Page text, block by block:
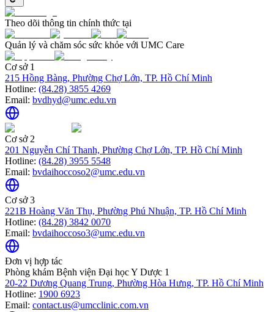
Theo dõi thông tin chính thức tại
Quản lý và chăm sóc sức khỏe với UMC Care
Cơ sở 1
215 Hồng Bàng, Phường Chợ Lớn, TP. Hồ Chí Minh
Hotline: (84.28) 3855 4269
Email: bvdhyd@umc.edu.vn
Cơ sở 2
201 Nguyễn Chí Thanh, Phường Chợ Lớn, TP. Hồ Chí Minh
Hotline: (84.28) 3955 5548
Email: bvdaihoccoso2@umc.edu.vn
Cơ sở 3
221B Hoàng Văn Thụ, Phường Phú Nhuận, TP. Hồ Chí Minh
Hotline: (84.28) 3842 0070
Email: bvdaihoccoso3@umc.edu.vn
Đơn vị hợp tác
Phòng khám Bệnh viện Đại học Y Dược 1
20-22 Dương Quang Trung, Phường Hòa Hưng, TP. Hồ Chí Minh
Hotline: 1900 6923
Email: contact.us@umcclinic.com.vn